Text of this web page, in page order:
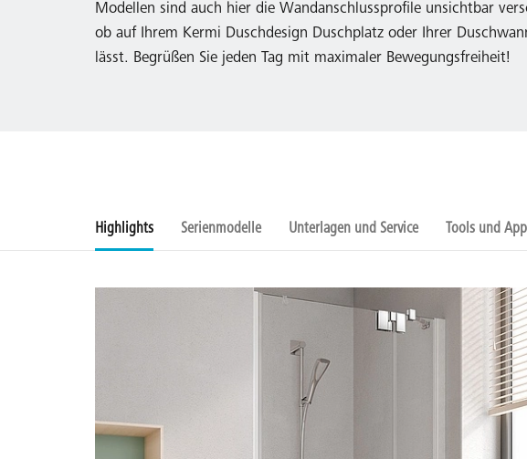
Modellen sind auch hier die Wandanschlussprofile unsichtbar
ob auf Ihrem Kermi Duschdesign Duschplatz oder Ihrer
lässt. Begrüßen Sie jeden Tag mit maximaler Bewegungsfreiheit!
Highlights Serienmodelle Unterlagen und Service Tools und